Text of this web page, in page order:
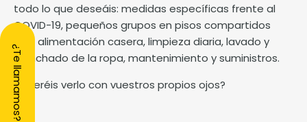
todo lo que deseáis: medidas específicas frente al
COVID-19, pequeños grupos en pisos compartidos
con, alimentación casera, limpieza diaria, lavado y
planchado de la ropa, mantenimiento y suministros.
¿Queréis verlo con vuestros propios ojos?
¿Te llamamos?